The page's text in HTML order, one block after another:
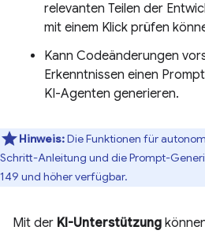
relevanten Teilen der
mit einem Klick prüfen
Kann Codeänderungen
Erkenntnissen einen
KI-Agenten generieren.
Hinweis:Die Funktionen für
Schritt-Anleitung und die Prompt-
149 und höher verfügbar.
Mit der KI-Unterstützung